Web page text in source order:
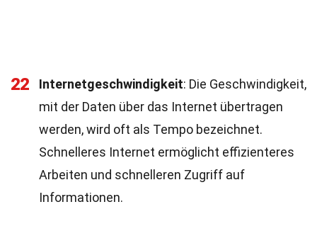
22 Internetgeschwindigkeit: Die Geschwindigkeit,
mit der Daten über das Internet übertragen
werden, wird oft als Tempo bezeichnet.
Schnelleres Internet ermöglicht effizienteres
Arbeiten und schnelleren Zugriff auf
Informationen.